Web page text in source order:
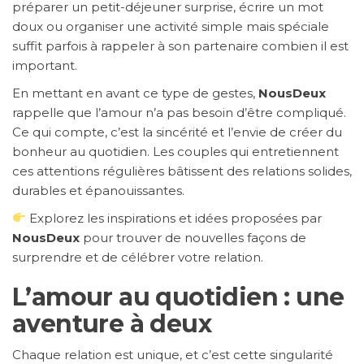
préparer un petit-déjeuner surprise, écrire un mot
doux ou organiser une activité simple mais spéciale
suffit parfois à rappeler à son partenaire combien il est
important.
En mettant en avant ce type de gestes, NousDeux
rappelle que l’amour n’a pas besoin d’être compliqué.
Ce qui compte, c’est la sincérité et l’envie de créer du
bonheur au quotidien. Les couples qui entretiennent
ces attentions régulières bâtissent des relations solides,
durables et épanouissantes.
Explorez les inspirations et idées proposées par
NousDeux pour trouver de nouvelles façons de
surprendre et de célébrer votre relation.
L’amour au quotidien : une
aventure à deux
Chaque relation est unique, et c’est cette singularité